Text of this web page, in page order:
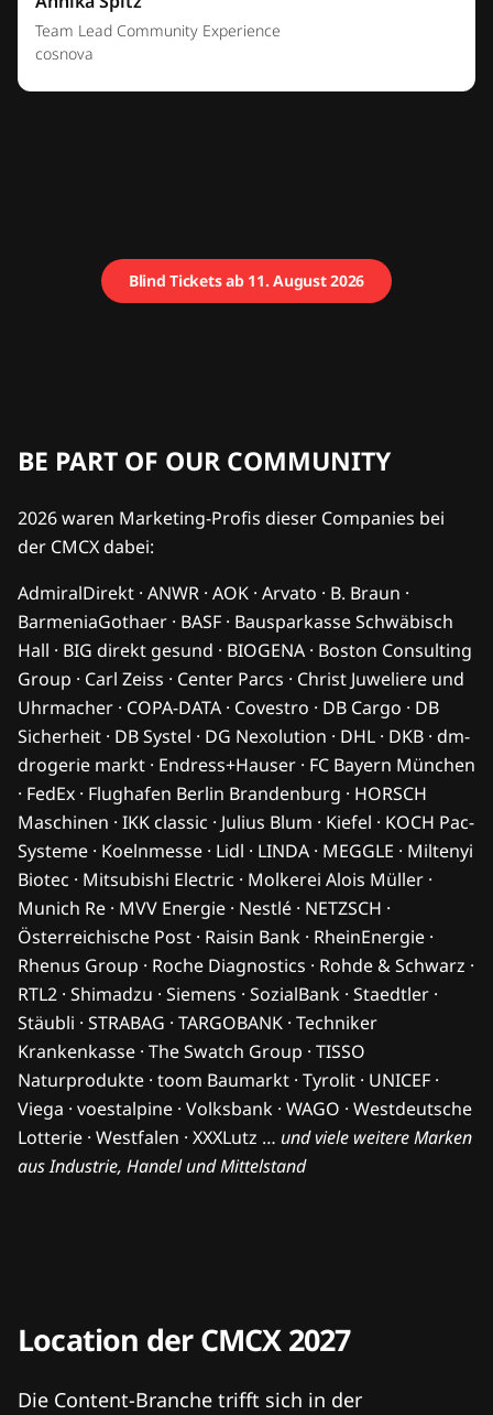
Team Lead Community Experience
cosnova
Blind Tickets ab 11. August 2026
BE PART OF OUR COMMUNITY
2026 waren Marketing-Profis dieser Companies bei
der CMCX dabei:
AdmiralDirekt · ANWR · AOK · Arvato · B. Braun ·
BarmeniaGothaer · BASF · Bausparkasse Schwäbisch
Hall · BIG direkt gesund · BIOGENA · Boston Consulting
Group · Carl Zeiss · Center Parcs · Christ Juweliere und
Uhrmacher · COPA-DATA · Covestro · DB Cargo · DB
Sicherheit · DB Systel · DG Nexolution · DHL · DKB · dm-
drogerie markt · Endress+Hauser · FC Bayern München
· FedEx · Flughafen Berlin Brandenburg · HORSCH
Maschinen · IKK classic · Julius Blum · Kiefel · KOCH Pac-
Systeme · Koelnmesse · Lidl · LINDA · MEGGLE · Miltenyi
Biotec · Mitsubishi Electric · Molkerei Alois Müller ·
Munich Re · MVV Energie · Nestlé · NETZSCH ·
Österreichische Post · Raisin Bank · RheinEnergie ·
Rhenus Group · Roche Diagnostics · Rohde & Schwarz ·
RTL2 · Shimadzu · Siemens · SozialBank · Staedtler ·
Stäubli · STRABAG · TARGOBANK · Techniker
Krankenkasse · The Swatch Group · TISSO
Naturprodukte · toom Baumarkt · Tyrolit · UNICEF ·
Viega · voestalpine · Volksbank · WAGO · Westdeutsche
Lotterie · Westfalen · XXXLutz … und viele weitere Marken
aus Industrie, Handel und Mittelstand
Location der CMCX 2027
Die Content-Branche trifft sich in der